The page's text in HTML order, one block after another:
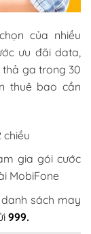
của nhiều
ưu đãi data,
ga trong 30
thuê bao cần
gia gói cước
MobiFone
sách may
999.